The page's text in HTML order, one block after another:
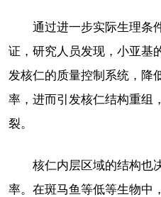
通过进一步实际生理条
证，研究人员发现，小亚基
发核仁的质量控制系统，降
率，进而引发核仁结构重组
裂。
核仁内层区域的结构也
率。在斑马鱼等低等生物中